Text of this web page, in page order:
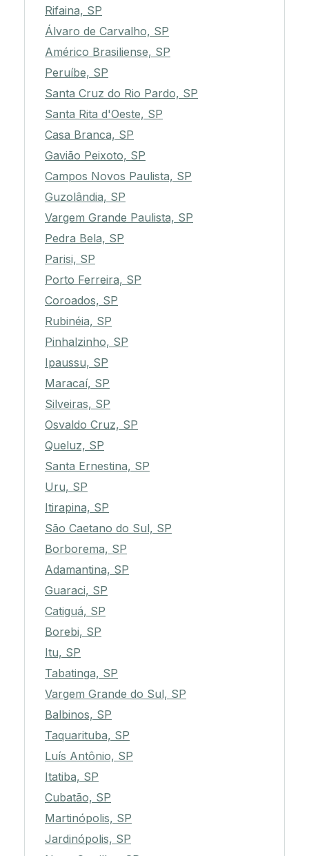
Rifaina, SP
Álvaro de Carvalho, SP
Américo Brasiliense, SP
Peruíbe, SP
Santa Cruz do Rio Pardo, SP
Santa Rita d'Oeste, SP
Casa Branca, SP
Gavião Peixoto, SP
Campos Novos Paulista, SP
Guzolândia, SP
Vargem Grande Paulista, SP
Pedra Bela, SP
Parisi, SP
Porto Ferreira, SP
Coroados, SP
Rubinéia, SP
Pinhalzinho, SP
Ipaussu, SP
Maracaí, SP
Silveiras, SP
Osvaldo Cruz, SP
Queluz, SP
Santa Ernestina, SP
Uru, SP
Itirapina, SP
São Caetano do Sul, SP
Borborema, SP
Adamantina, SP
Guaraci, SP
Catiguá, SP
Borebi, SP
Itu, SP
Tabatinga, SP
Vargem Grande do Sul, SP
Balbinos, SP
Taquarituba, SP
Luís Antônio, SP
Itatiba, SP
Cubatão, SP
Martinópolis, SP
Jardinópolis, SP